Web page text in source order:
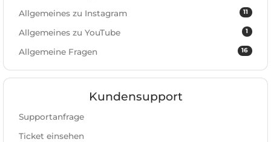
11
Allgemeines zu Instagram
1
Allgemeines zu YouTube
16
Allgemeine Fragen
Kundensupport
Supportanfrage
Ticket einsehen